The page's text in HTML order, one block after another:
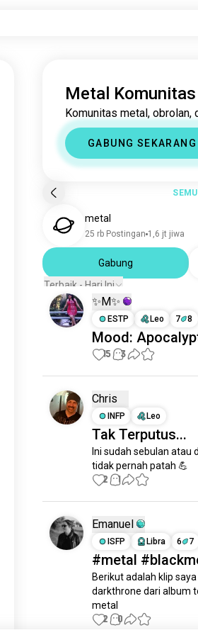
Metal Komunitas
Komunitas metal, obrolan,
GABUNG SEKARANG
metal
25 rb Postingan 1,6 jt jiwa
Gabung
Terbaik - Hari Ini
✨M✨
ESTP
Leo 7 8
Mood:
15 3
Chris
INFP
Leo
Tak Terputus...
Ini sudah sebulan atau
tidak pernah patah 💪
2 1
Emanuel
ISFP
Libra 6 7
#metal
Berikut adalah klip
darkthrone dari album
metal
2 0